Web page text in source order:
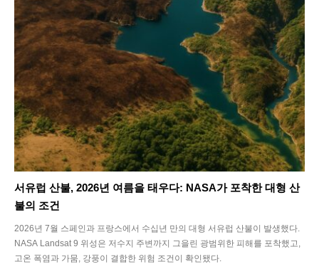
서유럽 산불, 2026년 여름을 태우다: NASA가 포착한 대형 산
불의 조건
2026년 7월 스페인과 프랑스에서 수십년 만의 대형 서유럽 산불이 발생했다.
NASA Landsat 9 위성은 저수지 주변까지 그을린 광범위한 피해를 포착했고,
고온 폭염과 가뭄, 강풍이 결합한 위험 조건이 확인됐다.